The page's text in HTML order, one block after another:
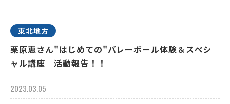
東北地方
栗原恵さん"はじめての"バレーボール体験＆スペシ
ャル講座 活動報告！！
2023.03.05